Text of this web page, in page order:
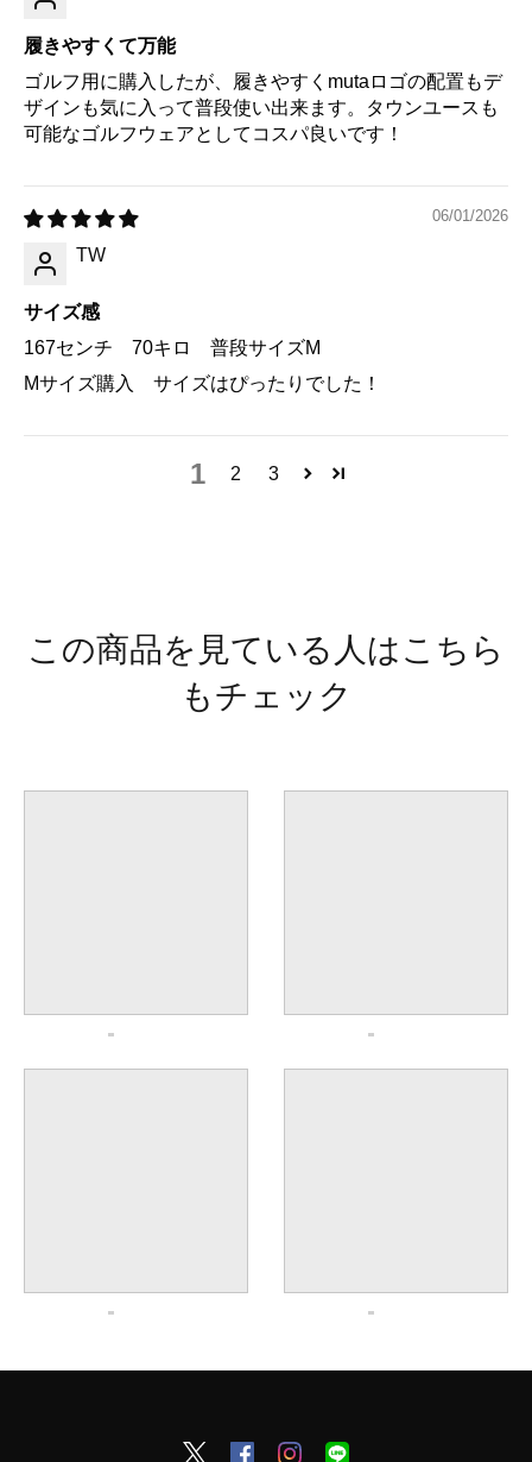
履きやすくて万能
ゴルフ用に購入したが、履きやすくmutaロゴの配置もデ
ザインも気に入って普段使い出来ます。タウンユースも
可能なゴルフウェアとしてコスパ良いです！
06/01/2026
TW
サイズ感
167センチ 70キロ 普段サイズM
Mサイズ購入 サイズはぴったりでした！
1 2 3
この商品を見ている人はこちら
もチェック